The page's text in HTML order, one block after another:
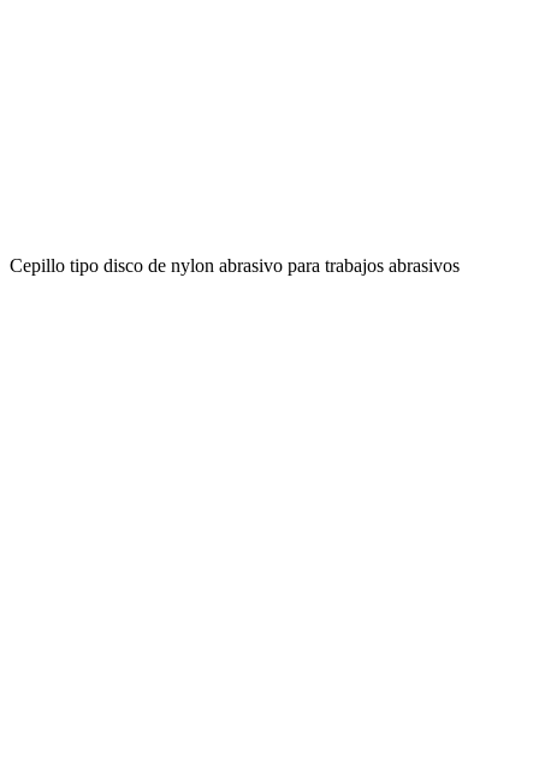
Cepillo tipo disco de nylon abrasivo para trabajos abrasivos